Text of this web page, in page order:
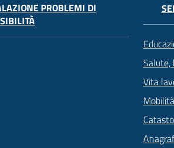
PROBLEMI DI
Salute,
Vita